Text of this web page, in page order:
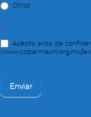
Otros
*
Acepto aviso de
(www.coparmexnl.org.mx/
Enviar